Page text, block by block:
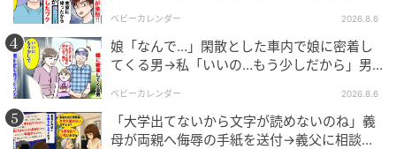
ベビーカレンダー 2026.8.6
娘「なんで…」閑散とした車内で娘に密着し
てくる男→私「いいの…もう少しだから」男
ベビーカレンダー 2026.8.6
「大学出てないから文字が読めないのね」義
母が両親へ侮辱の手紙を送付→義父に相談